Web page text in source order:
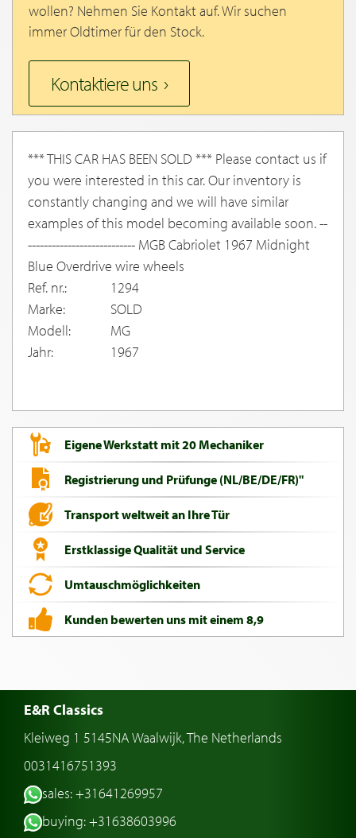
wollen? Nehmen Sie Kontakt auf. Wir suchen
immer Oldtimer für den Stock.
Kontaktiere uns
*** THIS CAR HAS BEEN SOLD *** Please contact us if
you were interested in this car. Our inventory is
constantly changing and we will have similar
examples of this model becoming available soon. --
--------------------------- MGB Cabriolet 1967 Midnight
Blue Overdrive wire wheels
Ref. nr.:
1294
Marke:
SOLD
Modell:
MG
Jahr:
1967
Eigene Werkstatt mit 20 Mechaniker
Registrierung und Prüfunge (NL/BE/DE/FR)"
Transport weltweit an Ihre Tür
Erstklassige Qualität und Service
Umtauschmöglichkeiten
Kunden bewerten uns mit einem 8,9
E&R Classics
Kleiweg 1 5145NA Waalwijk, The Netherlands
0031416751393
sales: +31641269957
buying: +31638603996